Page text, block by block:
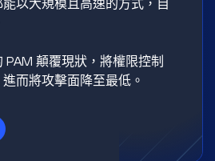
以大規模且高速的方式，自
PAM 顛覆現狀，將權限控制
而將攻擊面降至最低。